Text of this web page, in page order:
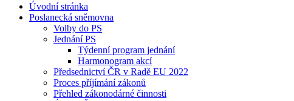
Úvodní stránka
Poslanecká sněmovna
Volby do PS
Jednání PS
Týdenní program jednání
Harmonogram akcí
Předsednictví ČR v Radě EU 2022
Proces příjímání zákonů
Přehled zákonodárné činnosti